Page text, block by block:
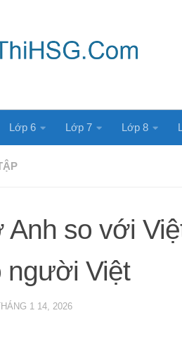
Lớp 6 Lớp 7 Lớp 8
Anh so với
người Việt
1 14, 2026